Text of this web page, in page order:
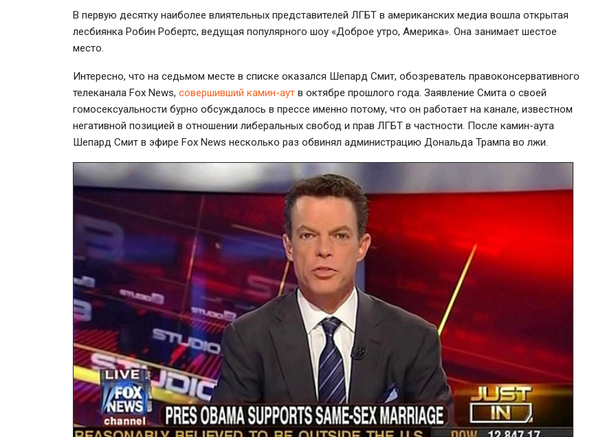
В первую десятку наиболее влиятельных представителей ЛГБТ в американских медиа вошла открытая
лесбиянка Робин Робертс, ведущая популярного шоу «Доброе утро, Америка». Она занимает шестое
место.
Интересно, что на седьмом месте в списке оказался Шепард Смит, обозреватель правоконсервативного
телеканала Fox News, совершивший камин-аут в октябре прошлого года. Заявление Смита о своей
гомосексуальности бурно обсуждалось в прессе именно потому, что он работает на канале, известном
негативной позицией в отношении либеральных свобод и прав ЛГБТ в частности. После камин-аута
Шепард Смит в эфире Fox News несколько раз обвинял администрацию Дональда Трампа во лжи.